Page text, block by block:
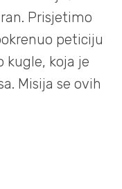
Prisjetimo
peticiju
kugle, koja je
Misija se ovih